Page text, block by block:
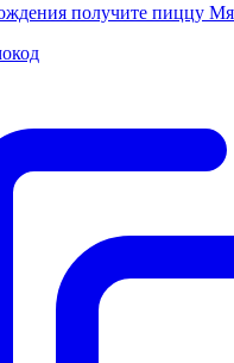
получите пиццу